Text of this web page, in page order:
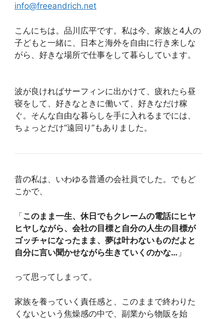
info@freeandrich.net
こんにちは。品川広平です。私は今、家族と4人の
子どもと一緒に、日本と海外を自由に行き来しな
がら、好きな場所で仕事をして暮らしています。
波が良ければサーフィンに出かけて、疲れたら昼
寝をして、好きなときに働いて、好きなだけ稼
ぐ。そんな自由な暮らしを手に入れるまでには、
ちょっとだけ“遠回り”もありました。
昔の私は、いわゆる普通の会社員でした。でもど
こかで、
「このまま一生、休日でもクレームの電話にヒヤ
ヒヤしながら、会社の目標と自分の人生の目標が
ゴッチャになったまま、夢は叶わないものだよと
自分に言い聞かせながら生きていくのかな… 」
って思ってしまって。
家族を養っていく責任感と、このままで終わりた
くないという焦燥感の中で、副業から物販を始